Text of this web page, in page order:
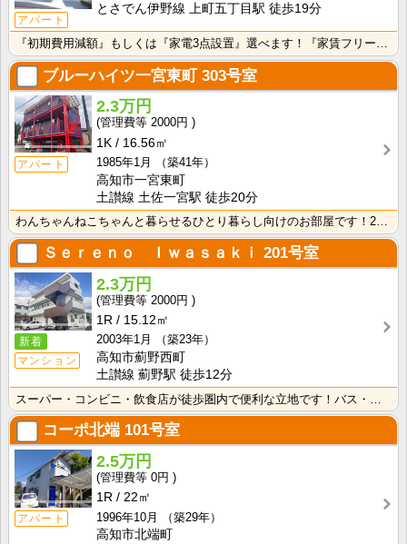
アパート
とさでん伊野線 上町五丁目駅 徒歩19分
ブルーハイツ一宮東町303号室
アパート
2.3万円
2000円
1K
16.56㎡
1985年1月
（築41年）
高知市一宮東町
土讃線 土佐一宮駅 徒歩20分
Ｓｅｒｅｎｏ Ｉｗａｓａｋｉ 201号室
新着
マンション
2.3万円
2000円
1R
15.12㎡
2003年1月
（築23年）
高知市薊野西町
土讃線 薊野駅 徒歩12分
コーポ北端 101号室
アパート
2.5万円
0円
1R
22㎡
1996年10月
（築29年）
高知市北端町